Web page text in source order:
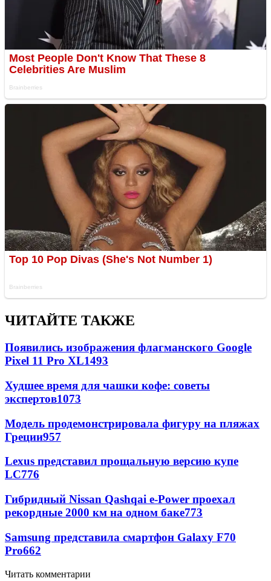
ЧИТАЙТЕ ТАКЖЕ
Появились изображения флагманского Google
Pixel 11 Pro XL1493
Худшее время для чашки кофе: советы
экспертов1073
Модель продемонстрировала фигуру на пляжах
Греции957
Lexus представил прощальную версию купе
LC776
Гибридный Nissan Qashqai e-Power проехал
рекордные 2000 км на одном баке773
Samsung представила смартфон Galaxy F70
Pro662
Читать комментарии